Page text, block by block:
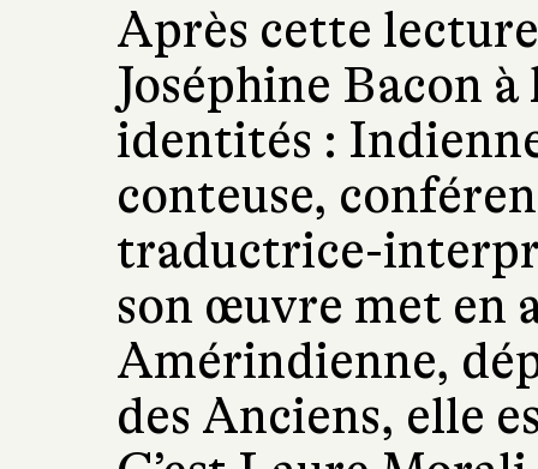
Après cette
Joséphine Bacon
identités :
conteuse,
traductrice-
son œuvre met en
Amérindienne,
des Anciens, elle